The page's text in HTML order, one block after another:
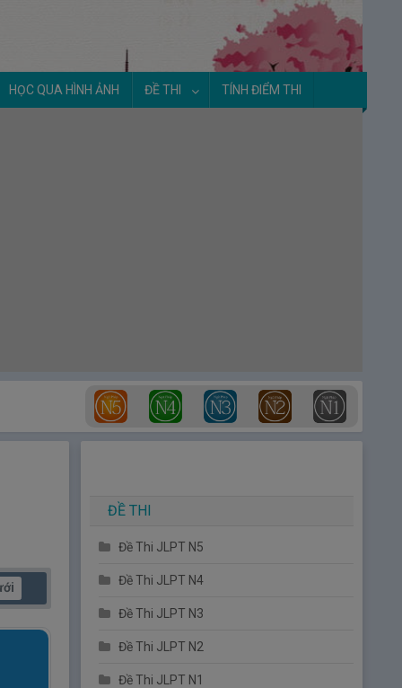
HỌC QUA HÌNH ẢNH ĐỀ THI TÍNH ĐIỂM THI
ĐỀ THI
Đề Thi JLPT N5
Đề Thi JLPT N4
Đề Thi JLPT N3
Đề Thi JLPT N2
Đề Thi JLPT N1